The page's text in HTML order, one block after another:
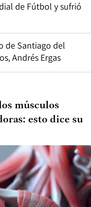
de Fútbol y sufrió
de Santiago del
Andrés Ergas
músculos
esto dice su